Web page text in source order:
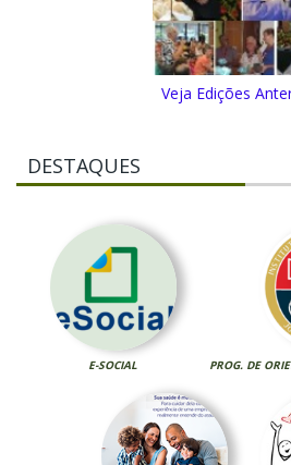
Veja Edições
DESTAQUES
E-SOCIAL PROG. DE